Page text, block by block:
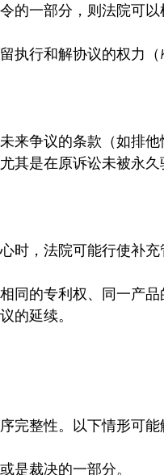
的一部分，则法院可
执行和解协议的权力（
来争议的条款（如排他
其是在原诉讼未被永
时，法院可能行使补
同的专利权、同一产
的延续。
完整性。以下情形可
是裁决的一部分。